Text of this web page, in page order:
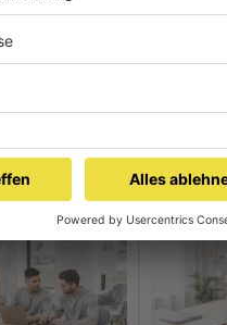
einem Sponsoringpartner